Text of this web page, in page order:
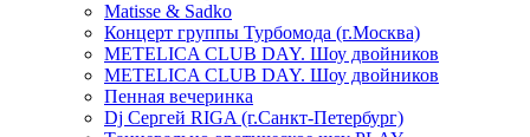
Matisse & Sadko
Концерт группы Турбомода (г.Москва)
METELICA CLUB DAY. Шоу двойников
METELICA CLUB DAY. Шоу двойников
Пенная вечеринка
Dj Сергей RIGA (г.Санкт-Петербург)